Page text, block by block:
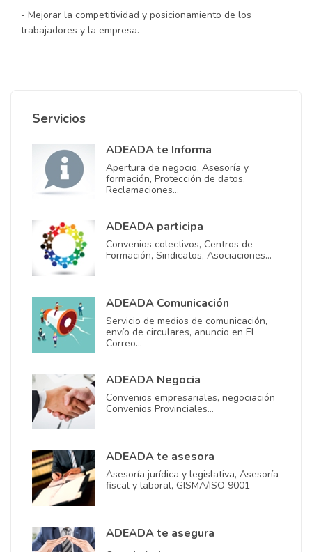
- Mejorar la competitividad y posicionamiento de los
trabajadores y la empresa.
Servicios
ADEADA te Informa
Apertura de negocio, Asesoría y
formación, Protección de datos,
Reclamaciones…
ADEADA participa
Convenios colectivos, Centros de
Formación, Sindicatos, Asociaciones…
ADEADA Comunicación
Servicio de medios de comunicación,
envío de circulares, anuncio en El
Correo…
ADEADA Negocia
Convenios empresariales, negociación
Convenios Provinciales…
ADEADA te asesora
Asesoría jurídica y legislativa, Asesoría
fiscal y laboral, GISMA/ISO 9001
ADEADA te asegura